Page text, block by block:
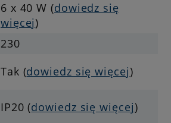
6 x 40 W (dowiedz się
więcej)
230
Tak (dowiedz się więcej)
IP20 (dowiedz się więcej)